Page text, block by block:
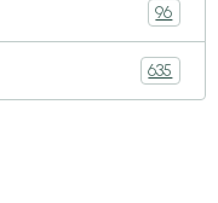
96
635